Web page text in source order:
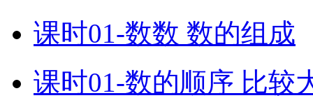
课时01-数数 数的组成
课时01-数的顺序 比较